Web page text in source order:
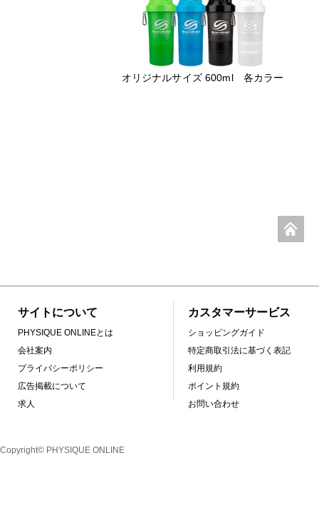
オリジナルサイズ 600ml 各カラー
サイトについて
PHYSIQUE ONLINEとは
会社案内
プライバシーポリシー
広告掲載について
求人
カスタマーサービス
ショッピングガイド
特定商取引法に基づく表記
利用規約
ポイント規約
お問い合わせ
Copyright© PHYSIQUE ONLINE